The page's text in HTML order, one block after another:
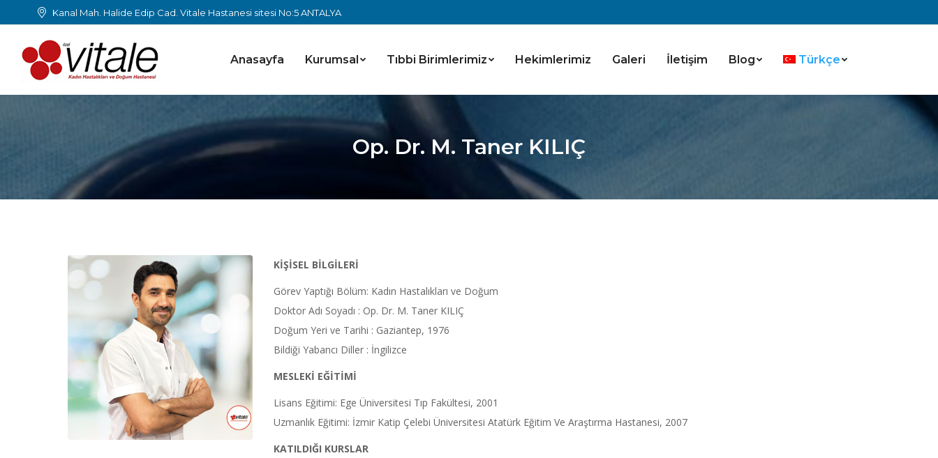
Kanal Mah. Halide Edip Cad. Vitale Hastanesi sitesi No:5 ANTALYA
Anasayfa Kurumsal Tıbbi Birimlerimiz Hekimlerimiz Galeri İletişim Blog Türkçe
Op. Dr. M. Taner KILIÇ
KİŞİSEL BİLGİLERİ
Görev Yaptığı Bölüm: Kadın Hastalıkları ve Doğum
Doktor Adı Soyadı : Op. Dr. M. Taner KILIÇ
Doğum Yeri ve Tarihi : Gaziantep, 1976
Bildiği Yabancı Diller : İngilizce
MESLEKİ EĞİTİMİ
Lisans Eğitimi: Ege Üniversitesi Tıp Fakültesi, 2001
Uzmanlık Eğitimi: İzmir Katip Çelebi Üniversitesi Atatürk Eğitim Ve Araştırma Hastanesi, 2007
KATILDIĞI KURSLAR